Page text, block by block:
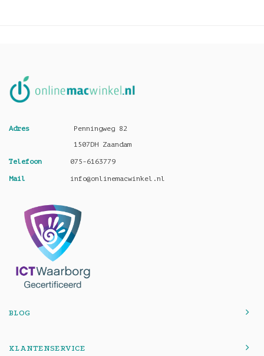
Adres
Penningweg 82
1507DH Zaandam
Telefoon 075-6163779
Mail info@onlinemacwinkel.nl
BLOG
KLANTENSERVICE